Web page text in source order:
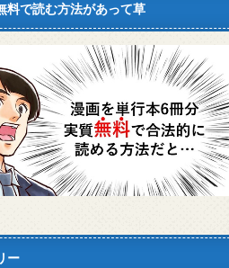
料で読む方法があって草
ー